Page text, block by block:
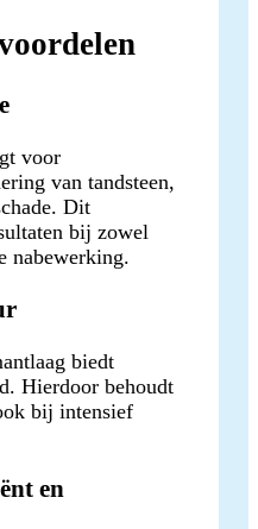
voor
van tandsteen,
Dit
bij zowel
nabewerking.
biedt
Hierdoor behoudt
bij intensief
en